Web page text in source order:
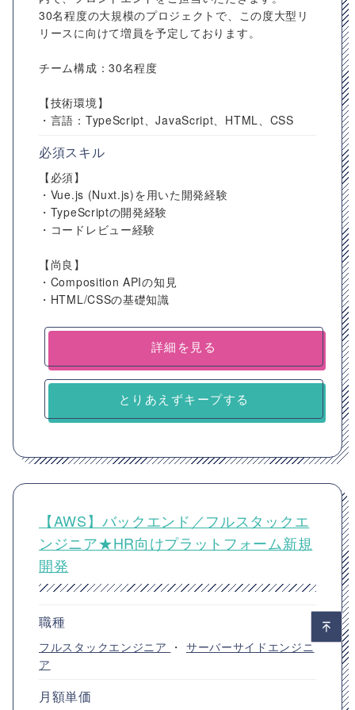
30名程度の大規模のプロジェクトで、この度大型リ
リースに向けて増員を予定しております。
チーム構成：30名程度
【技術環境】
・言語：TypeScript、JavaScript、HTML、CSS
必須スキル
【必須】
・Vue.js (Nuxt.js)を用いた開発経験
・TypeScriptの開発経験
・コードレビュー経験
【尚良】
・Composition APIの知見
・HTML/CSSの基礎知識
詳細を見る
とりあえずキープする
【AWS】バックエンド／フルスタックエ
ンジニア★HR向けプラットフォーム新規
開発
職種
フルスタックエンジニア ・ サーバーサイドエンジニ
ア
月額単価